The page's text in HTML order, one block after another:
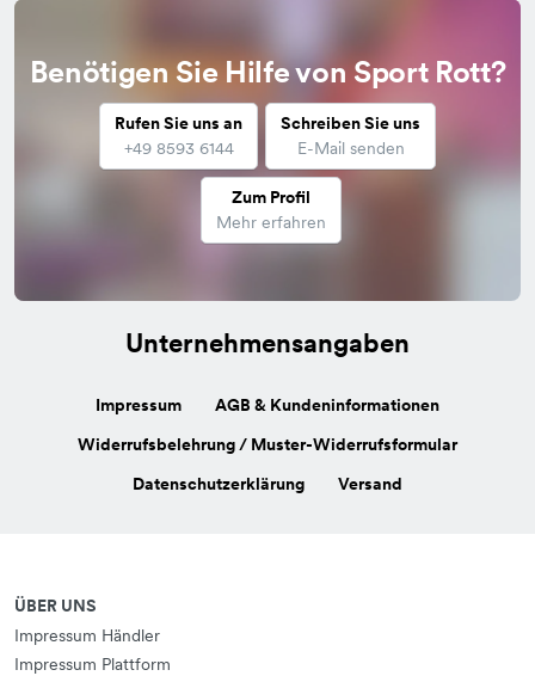
Benötigen Sie Hilfe von Sport Rott?
Rufen Sie uns an
+49 8593 6144
Schreiben Sie uns
E-Mail senden
Zum Profil
Mehr erfahren
Unternehmensangaben
Impressum
AGB & Kundeninformationen
Widerrufsbelehrung / Muster-Widerrufsformular
Datenschutzerklärung
Versand
ÜBER UNS
Impressum Händler
Impressum Plattform